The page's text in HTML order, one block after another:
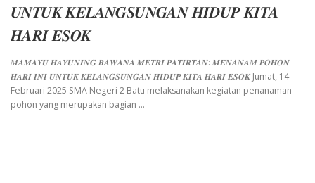
𝑼𝑵𝑻𝑼𝑲 𝑲𝑬𝑳𝑨𝑵𝑮𝑺𝑼𝑵𝑮𝑨𝑵 𝑯𝑰𝑫𝑼𝑷 𝑲𝑰𝑻𝑨
𝑯𝑨𝑹𝑰 𝑬𝑺𝑶𝑲
𝑴𝑨𝑴𝑨𝒀𝑼 𝑯𝑨𝒀𝑼𝑵𝑰𝑵𝑮 𝑩𝑨𝑾𝑨𝑵𝑨 𝑴𝑬𝑻𝑹𝑰 𝑷𝑨𝑻𝑰𝑹𝑻𝑨𝑵: 𝑴𝑬𝑵𝑨𝑵𝑨𝑴 𝑷𝑶𝑯𝑶𝑵
𝑯𝑨𝑹𝑰 𝑰𝑵𝑰 𝑼𝑵𝑻𝑼𝑲 𝑲𝑬𝑳𝑨𝑵𝑮𝑺𝑼𝑵𝑮𝑨𝑵 𝑯𝑰𝑫𝑼𝑷 𝑲𝑰𝑻𝑨 𝑯𝑨𝑹𝑰 𝑬𝑺𝑶𝑲 Jumat, 14
Februari 2025 SMA Negeri 2 Batu melaksanakan kegiatan penanaman
pohon yang merupakan bagian …